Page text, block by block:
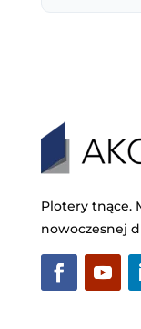
Plotery tnące.
nowoczesnej